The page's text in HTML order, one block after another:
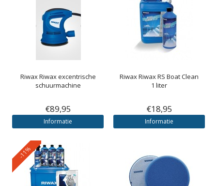
RiwaxRiwax excentrische
schuurmachine
€89,95
Informatie
RiwaxRiwax RS Boat Clean
1 liter
€18,95
Informatie
-11%